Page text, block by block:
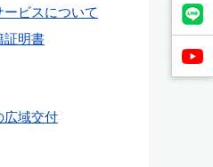
ービスについて
証明書
広域交付